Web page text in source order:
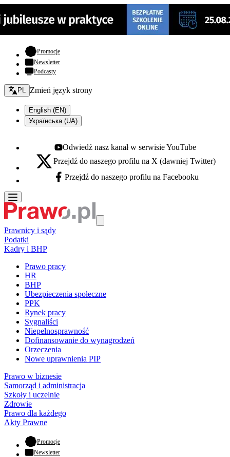
Promocje- otwiera się w nowej karcie
Newsletter
Podcasty
Zmień język - bieżący:
PL Zmień język strony
English (EN)
Українська (UA)
Youtube - otwiera się w nowej karcie
Odwiedź nasz kanał w serwisie YouTube
X - otwiera się w nowej karcie
Przejdź do naszego profilu na X (dawniej Twitter)
Facebook - otwiera się w nowej karcie
Przejdź do naszego profilu na Facebooku
Prawnicy i sądy
Podatki
Kadry i BHP
Prawo pracy
HR
BHP
Ubezpieczenia społeczne
PPK
Rynek pracy
Sygnaliści
Niepełnosprawność
Dofinansowanie do wynagrodzeń
Orzeczenia
Nowe uprawnienia PIP
Prawo w biznesie
Samorząd i administracja
Szkoły i uczelnie
Zdrowie
Prawo dla każdego
Akty Prawne
Promocje- otwiera się w nowej karcie
Newsletter